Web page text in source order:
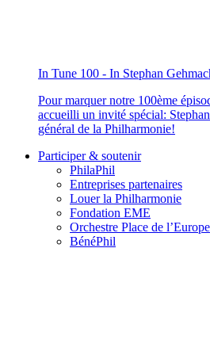
In Tune 100 - In Stephan
Pour marquer notre 100ème
accueilli un invité spécial:
général de la Philharmonie!
Participer & soutenir
PhilaPhil
Entreprises partenaires
Louer la Philharmonie
Fondation EME
Orchestre Place de l’Europe
BénéPhil